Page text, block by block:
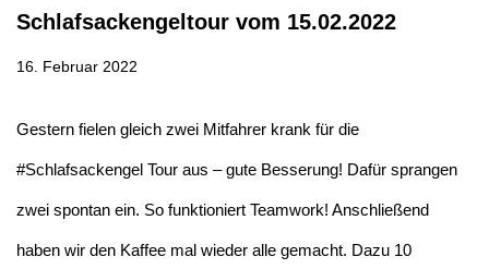
Schlafsackengeltour vom 15.02.2022
16. Februar 2022
Gestern fielen gleich zwei Mitfahrer krank für die
#Schlafsackengel Tour aus – gute Besserung! Dafür sprangen
zwei spontan ein. So funktioniert Teamwork! Anschließend
haben wir den Kaffee mal wieder alle gemacht. Dazu 10